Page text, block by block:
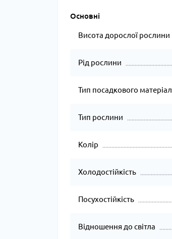
Основні
Висота дорослої рослини
Рід рослини
Тип посадкового
Тип рослини
Колір
Холодостійкість
Посухостійкість
Відношення до світла